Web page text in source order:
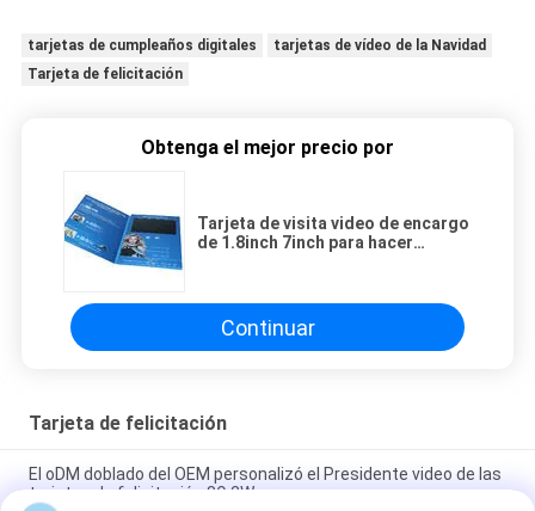
tarjetas de cumpleaños digitales
tarjetas de vídeo de la Navidad
Tarjeta de felicitación
Obtenga el mejor precio por
Tarjeta de visita video de encargo
de 1.8inch 7inch para hacer
Continuar
Tarjeta de felicitación
El oDM doblado del OEM personalizó el Presidente video de las
tarjetas de felicitación 8Ω 2W